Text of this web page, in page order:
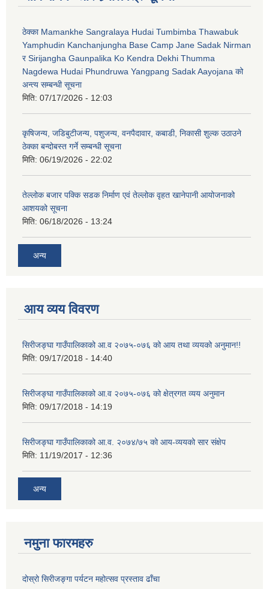
ठेक्का Mamankhe Sangralaya Hudai Tumbimba Thawabuk
Yamphudin Kanchanjungha Base Camp Jane Sadak Nirman
र Sirijangha Gaunpalika Ko Kendra Dekhi Thumma
Nagdewa Hudai Phundruwa Yangpang Sadak Aayojana को
अन्त्य सम्बन्धी सूचना
मिति: 07/17/2026 - 12:03
कृषिजन्य, जडिबुटीजन्य, पशुजन्य, वनपैदावार, कबाडी, निकासी शुल्क उठाउने
ठेक्का बन्दोबस्त गर्ने सम्बन्धी सूचना
मिति: 06/19/2026 - 22:02
तेल्लोक बजार पक्कि सडक निर्माण एवं तेल्लोक वृहत खानेपानी आयोजनाको
आशयको सूचना
मिति: 06/18/2026 - 13:24
अन्य
आय व्यय विवरण
सिरीजङ्घा गाउँपालिकाको आ.व २०७५-०७६ को आय तथा व्ययको अनुमान!!
मिति: 09/17/2018 - 14:40
सिरीजङ्घा गाउँपालिकाको आ.व २०७५-०७६ को क्षेत्रगत व्यय अनुमान
मिति: 09/17/2018 - 14:19
सिरीजङ्घा गाउँपालिकाको आ.व. २०७४/७५ को आय-व्ययको सार संक्षेप
मिति: 11/19/2017 - 12:36
अन्य
नमुना फारमहरु
दोस्रो सिरीजङ्गा पर्यटन महोत्सव प्रस्ताव ढाँचा